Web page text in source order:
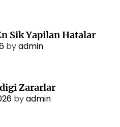
Sik Yapilan Hatalar
byadmin
Zararlar
byadmin